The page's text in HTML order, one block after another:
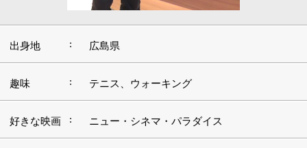
継続は力なり
好きなアー
ティスト
ビリー・ジョエル
好きな場所
■呼吸器を専門に研鑽を積み、葛飾区のレント
ゲン読影委員に就任
私が医師になりたいと考えたのは、離れて暮らす祖母が